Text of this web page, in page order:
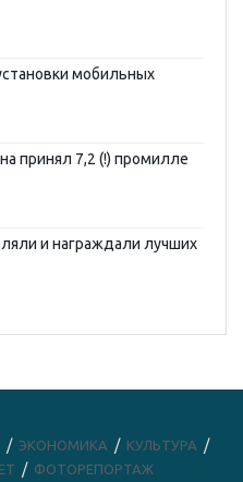
мобильных
принял 7,2 (!) промилле
и награждали лучших
ЭКОНОМИКА
КУЛЬТУРА
ФОТОРЕПОРТАЖ